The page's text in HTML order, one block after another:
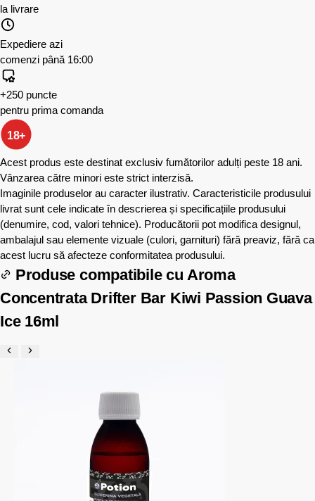
la livrare
Expediere azi
comenzi până 16:00
+250 puncte
pentru prima comanda
18+
Acest produs este destinat exclusiv fumătorilor adulți peste 18 ani.
Vânzarea către minori este strict interzisă.
Imaginile produselor au caracter ilustrativ. Caracteristicile produsului
livrat sunt cele indicate în descrierea și specificațiile produsului
(denumire, cod, valori tehnice). Producătorii pot modifica designul,
ambalajul sau elemente vizuale (culori, garnituri) fără preaviz, fără ca
acest lucru să afecteze conformitatea produsului.
Produse compatibile cu Aroma
Concentrata Drifter Bar Kiwi Passion Guava
Ice 16ml